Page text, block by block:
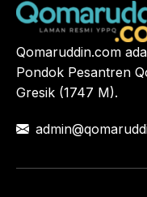
Qomaruddin.com
Pondok Pesantren
Gresik (1747 M).